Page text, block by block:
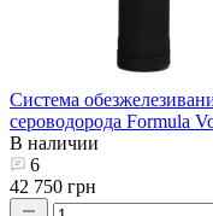
Система
сероводорода Formula
В наличии
6
42 750 грн